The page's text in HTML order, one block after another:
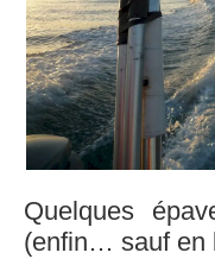
Quelques
(enfin… sauf en